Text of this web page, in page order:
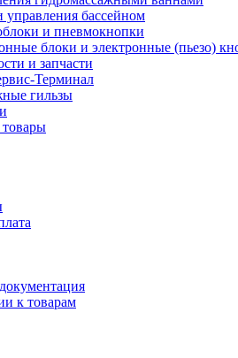
управления бассейном
и пневмокнопки
блоки и электронные (пьезо)
и запчасти
Терминал
гильзы
к товарам